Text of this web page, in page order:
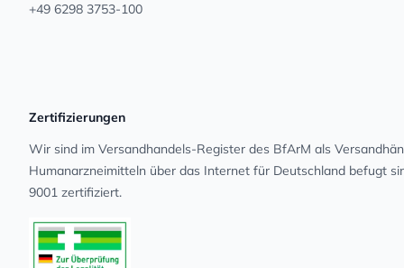
+49 6298 3753-100
Zertifizierungen
Wir sind im Versandhandels-Register des BfArM als
Human­arz­nei­mit­teln über das Internet für Deutschland befugt
9001 zertifiziert.